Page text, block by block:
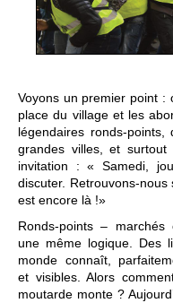
Voyons un premier point :
place du village et les
légendaires ronds-
grandes villes, et surtout
invitation : « Samedi,
discuter. Retrouvons-
est encore là !»
Ronds-points –
une même logique. Des
monde connaît,
et visibles. Alors
moutarde monte ?